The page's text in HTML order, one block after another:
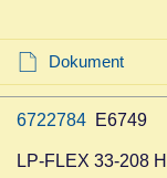
Dokument
6722784 E6749
LP-FLEX 33-208 H